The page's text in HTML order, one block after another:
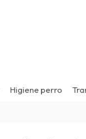
Higiene perro